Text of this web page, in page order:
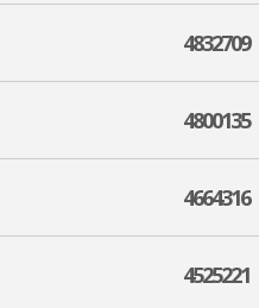
4832709
4800135
4664316
4525221